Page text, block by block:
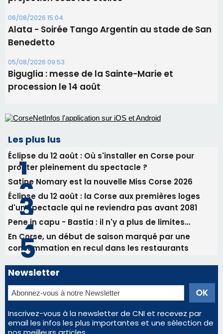
Les plus lus
Éclipse du 12 août : Où s'installer en Corse pour
profiter pleinement du spectacle ?
Satine Nomary est la nouvelle Miss Corse 2026
d'un spectacle qui ne reviendra pas avant 2081
En Corse, un début de saison marqué par une
consommation en recul dans les restaurants
Newsletter
Inscrivez-vous à la newsletter de CNI et recevez par
email les infos les plus importantes et une sélection de
nos meilleurs articles
Régie publicitaire
Mentions légales